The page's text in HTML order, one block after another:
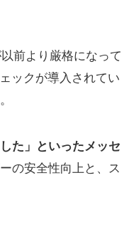
前より厳格になって
ックが導入されてい
た」といったメッセ
の安全性向上と、ス